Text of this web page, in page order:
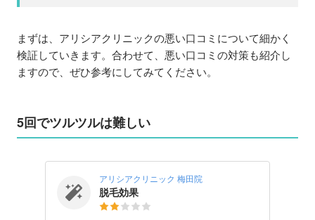
まずは、アリシアクリニックの悪い口コミについて細かく
検証していきます。合わせて、悪い口コミの対策も紹介し
ますので、ぜひ参考にしてみてください。
5回でツルツルは難しい
アリシアクリニック 梅田院
脱毛効果